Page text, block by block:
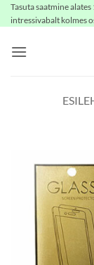
Skip
to
Tasuta saatmine
intressivabalt kolmes